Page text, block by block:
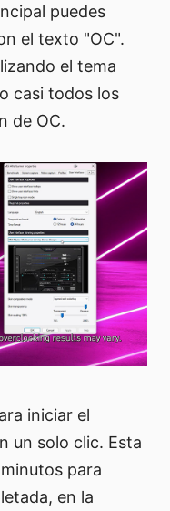
puedes
el texto "OC".
el tema
casi todos los
de OC.
iniciar el
un solo clic. Esta
para
en la